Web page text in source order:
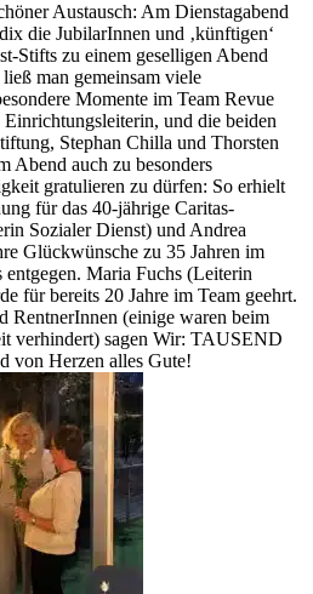
Austausch: Am Dienstagabend
die JubilarInnen und ‚künftigen‘
Stifts zu einem geselligen Abend
man gemeinsam viele
Momente im Team Revue
und die beiden
Stephan Chilla und Thorsten
Abend auch zu besonders
gratulieren zu dürfen: So erhielt
für das 40-jährige Caritas-
Sozialer Dienst) und Andrea
Glückwünsche zu 35 Jahren im
Maria Fuchs (Leiterin
für bereits 20 Jahre im Team geehrt.
RentnerInnen (einige waren beim
verhindert) sagen Wir: TAUSEND
von Herzen alles Gute!